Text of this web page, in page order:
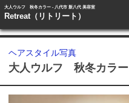
大人ウルフ 秋冬カラー - 八代市 新八代 美容室
Retreat（リトリート）
ヘアスタイル写真
大人ウルフ 秋冬カラー
24時間ネット予約